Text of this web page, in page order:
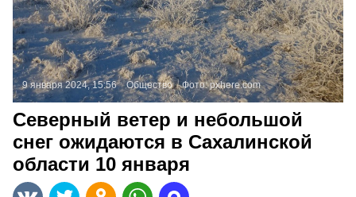
9 января 2024, 15:56 Общество Фото:pxhere.com
Северный ветер и небольшой
снег ожидаются в Сахалинской
области 10 января